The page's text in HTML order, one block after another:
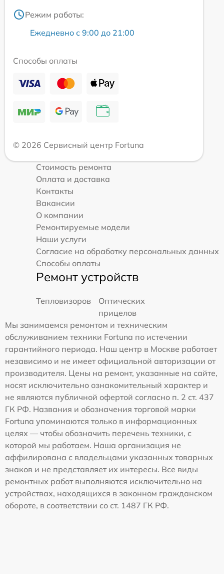
Режим работы:
Ежедневно с 9:00 до 21:00
Способы оплаты
© 2026 Сервисный центр Fortuna
Стоимость ремонта
Оплата и доставка
Контакты
Вакансии
О компании
Ремонтируемые модели
Наши услуги
Согласие на обработку персональных данных
Способы оплаты
Ремонт устройств
Тепловизоров
Оптических
прицелов
Мы занимаемся ремонтом и техническим
обслуживанием техники Fortuna по истечении
гарантийного периода. Наш центр в Москве работает
независимо и не имеет официальной авторизации от
производителя. Цены на ремонт, указанные на сайте,
носят исключительно ознакомительный характер и
не являются публичной офертой согласно п. 2 ст. 437
ГК РФ. Названия и обозначения торговой марки
Fortuna упоминаются только в информационных
целях — чтобы обозначить перечень техники, с
которой мы работаем. Наша организация не
аффилирована с владельцами указанных товарных
знаков и не представляет их интересы. Все виды
ремонтных работ выполняются исключительно на
устройствах, находящихся в законном гражданском
обороте, в соответствии со ст. 1487 ГК РФ.